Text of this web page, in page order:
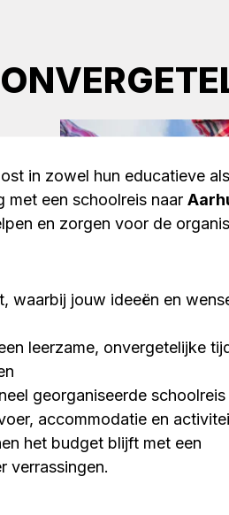
in zowel hun educatieve
met een schoolreis naar
en zorgen voor de
waarbij jouw ideeën en
leerzame, onvergetelijke
georganiseerde
accommodatie en
het budget blijft met een
verrassingen.